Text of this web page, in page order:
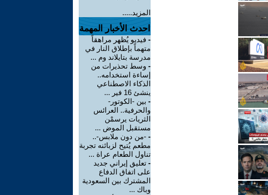
المزيد.....
احدث الأخبار المهمة
- فيديو يُظهر مراهقاً
متهماً بإطلاق النار في
مدرسة بتايلاند وم ...
- وسط تحذيرات من
إساءة استخدامه..
الذكاء الاصطناعي
ينشئ 16 فير ...
- بين -الكوتور-
والحرفية.. العرائس
الثريات يرسمْن
مستقبل الموض ...
- -من دون ملابس-..
مطعم يُتيح لزبائنه تجربة
تناول الطعام عراة ...
- تعليق إيراني جديد
على اتفاق الدفاع
المشترك بين السعودية
وباك ...